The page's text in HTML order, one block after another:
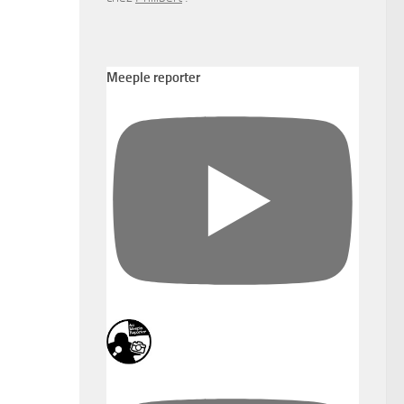
Meeple reporter